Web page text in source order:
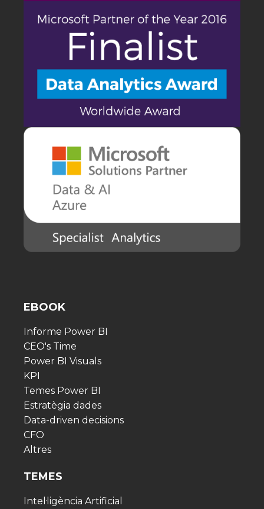
EBOOK
Informe Power BI
CEO's Time
Power BI Visuals
KPI
Temes Power BI
Estratègia dades
Data-driven decisions
CFO
Altres
TEMES
Intel·ligència Artificial